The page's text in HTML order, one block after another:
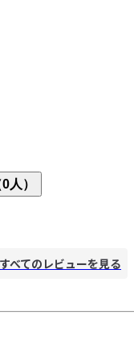
くはないが、もう少し長
な。素材や軽さは悪くな
人）
すべてのレビューを見る